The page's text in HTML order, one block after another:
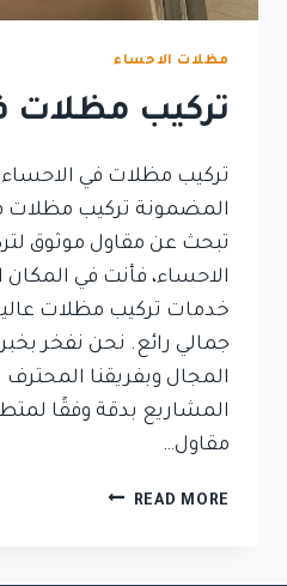
مظلات الاحساء
تركيب مظلات
تركيب مظلات في الاحساء:
المضمونة تركيب مظلات
تبحث عن مقاول موثوق
الاحساء، فأنت في
خدمات تركيب مظلات
جمالي رائع. نحن نفخر
المجال وبفريقنا
المشاريع بدقة وفقًا
مقاول…
READ MORE